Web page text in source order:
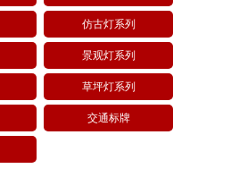
仿古灯系列
景观灯系列
草坪灯系列
交通标牌